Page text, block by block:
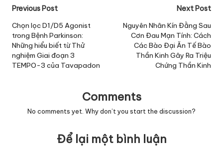
Post
navigation
Previous Post
Chọn lọc D1/D5 Agonist
trong Bệnh Parkinson:
Những hiểu biết từ Thử
nghiệm Giai đoạn 3
TEMPO-3 của Tavapadon
Next Post
Nguyên Nhân Kín Đằng Sau
Cơn Đau Mạn Tính: Cách
Các Bào Đại Ăn Tế Bào
Thần Kinh Gây Ra Triệu
Chứng Thần Kinh
Comments
No comments yet. Why don’t you start the discussion?
Để lại một bình luận